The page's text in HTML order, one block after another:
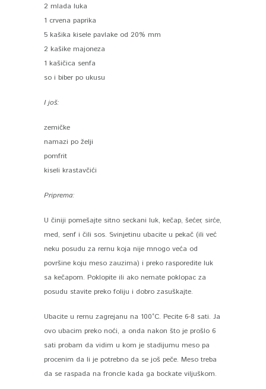
2 mlada luka
1 crvena paprika
5 kašika kisele pavlake od 20% mm
2 kašike majoneza
1 kašičica senfa
so i biber po ukusu
I još:
zemičke
namazi po želji
pomfrit
kiseli krastavčići
Priprema:
U činiji pomešajte sitno seckani luk, kečap, šećer, sirće,
med, senf i čili sos. Svinjetinu ubacite u pekač (ili već
neku posudu za rernu koja nije mnogo veća od
površine koju meso zauzima) i preko rasporedite luk
sa kečapom. Poklopite ili ako nemate poklopac za
posudu stavite preko foliju i dobro zasuškajte.
Ubacite u rernu zagrejanu na 100°C. Pecite 6-8 sati. Ja
ovo ubacim preko noći, a onda nakon što je prošlo 6
sati probam da vidim u kom je stadijumu meso pa
procenim da li je potrebno da se još peče. Meso treba
da se raspada na froncle kada ga bockate viljuškom.